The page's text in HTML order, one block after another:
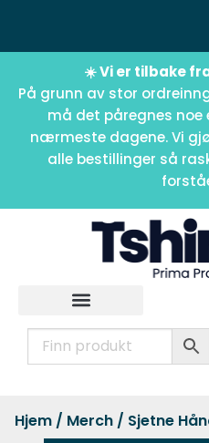
☀️ Vi er tilbake
På grunn av stor
må det påregnes
nærmeste dagene. Vi
alle bestillinger så
Hjem / Merch / Sjetne